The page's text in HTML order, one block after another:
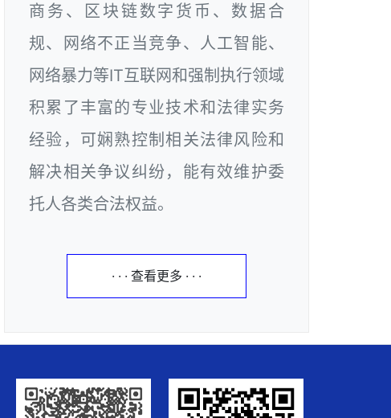
商务、区块链数字货币、数据合
规、网络不正当竞争、人工智能、
网络暴力等IT互联网和强制执行领域
积累了丰富的专业技术和法律实务
经验，可娴熟控制相关法律风险和
解决相关争议纠纷，能有效维护委
托人各类合法权益。
· · · 查看更多 · · ·